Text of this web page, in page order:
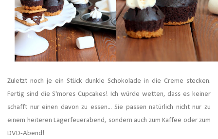
Zuletzt noch je ein Stück dunkle Schokolade in die Creme stecken.
Fertig sind die S'mores Cupcakes! Ich würde wetten, dass es keiner
schafft nur einen davon zu essen... Sie passen natürlich nicht nur zu
einem heiteren Lagerfeuerabend, sondern auch zum Kaffee oder zum
DVD-Abend!